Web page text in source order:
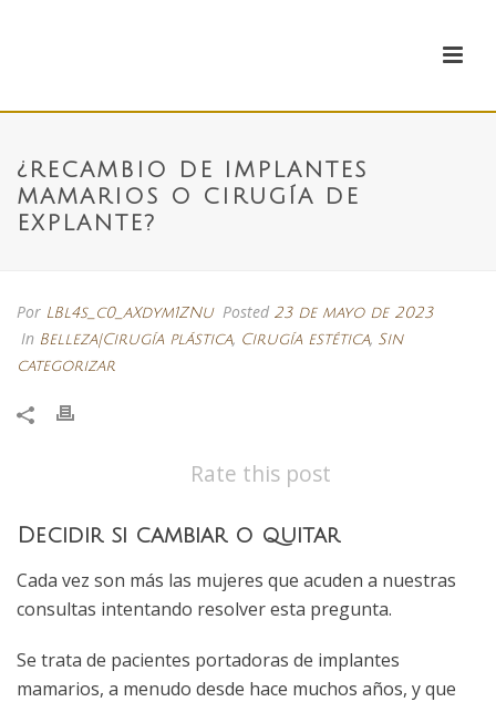
¿RECAMBIO DE IMPLANTES
MAMARIOS O CIRUGÍA DE
EXPLANTE?
Por LBl4s_c0_aXdym1ZNu Posted 23 de mayo de 2023
In Belleza|Cirugía plástica, Cirugía estética, Sin
categorizar
Rate this post
Decidir si cambiar o quitar
Cada vez son más las mujeres que acuden a nuestras
consultas intentando resolver esta pregunta.
Se trata de pacientes portadoras de implantes
mamarios, a menudo desde hace muchos años, y que